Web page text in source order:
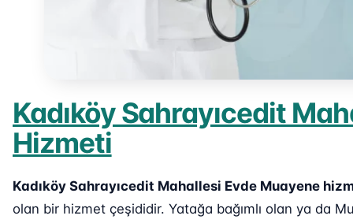
Kadıköy Sahrayıcedit
Hizmeti
Kadıköy Sahrayıcedit Mahallesi Evde Muayene
olan bir hizmet çeşididir. Yatağa bağımlı olan ya da